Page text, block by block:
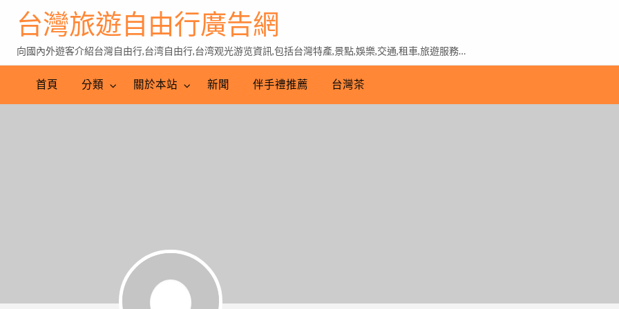
台
茶
台灣旅遊自由行廣告網
向國內外遊客介紹台灣自由行,台湾自由行,台湾观光游览資訊,包括台灣特產,景點,娛樂,交通,租車,旅遊服務…
首頁 分類 關於本站 新聞 伴手禮推薦 台灣茶